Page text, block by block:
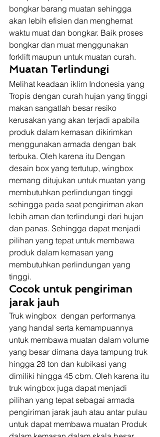
bongkar barang muatan sehingga
akan lebih efisien dan menghemat
waktu muat dan bongkar. Baik proses
bongkar dan muat menggunakan
forklift maupun untuk muatan curah.
Muatan Terlindungi
Melihat keadaan iklim Indonesia yang
Tropis dengan curah hujan yang tinggi
makan sangatlah besar resiko
kerusakan yang akan terjadi apabila
produk dalam kemasan dikirimkan
menggunakan armada dengan bak
terbuka. Oleh karena itu Dengan
desain box yang tertutup, wingbox
memang ditujukan untuk muatan yang
membutuhkan perlindungan tinggi
sehingga pada saat pengiriman akan
lebih aman dan terlindungi dari hujan
dan panas. Sehingga dapat menjadi
pilihan yang tepat untuk membawa
produk dalam kemasan yang
membutuhkan perlindungan yang
tinggi.
Cocok untuk pengiriman
jarak jauh
Truk wingbox  dengan performanya
yang handal serta kemampuannya
untuk membawa muatan dalam volume
yang besar dimana daya tampung truk
hingga 28 ton dan kubikasi yang
dimiliki hingga 45 cbm. Oleh karena itu
truk wingbox juga dapat menjadi
pilihan yang tepat sebagai armada
pengiriman jarak jauh atau antar pulau
untuk dapat membawa muatan Produk